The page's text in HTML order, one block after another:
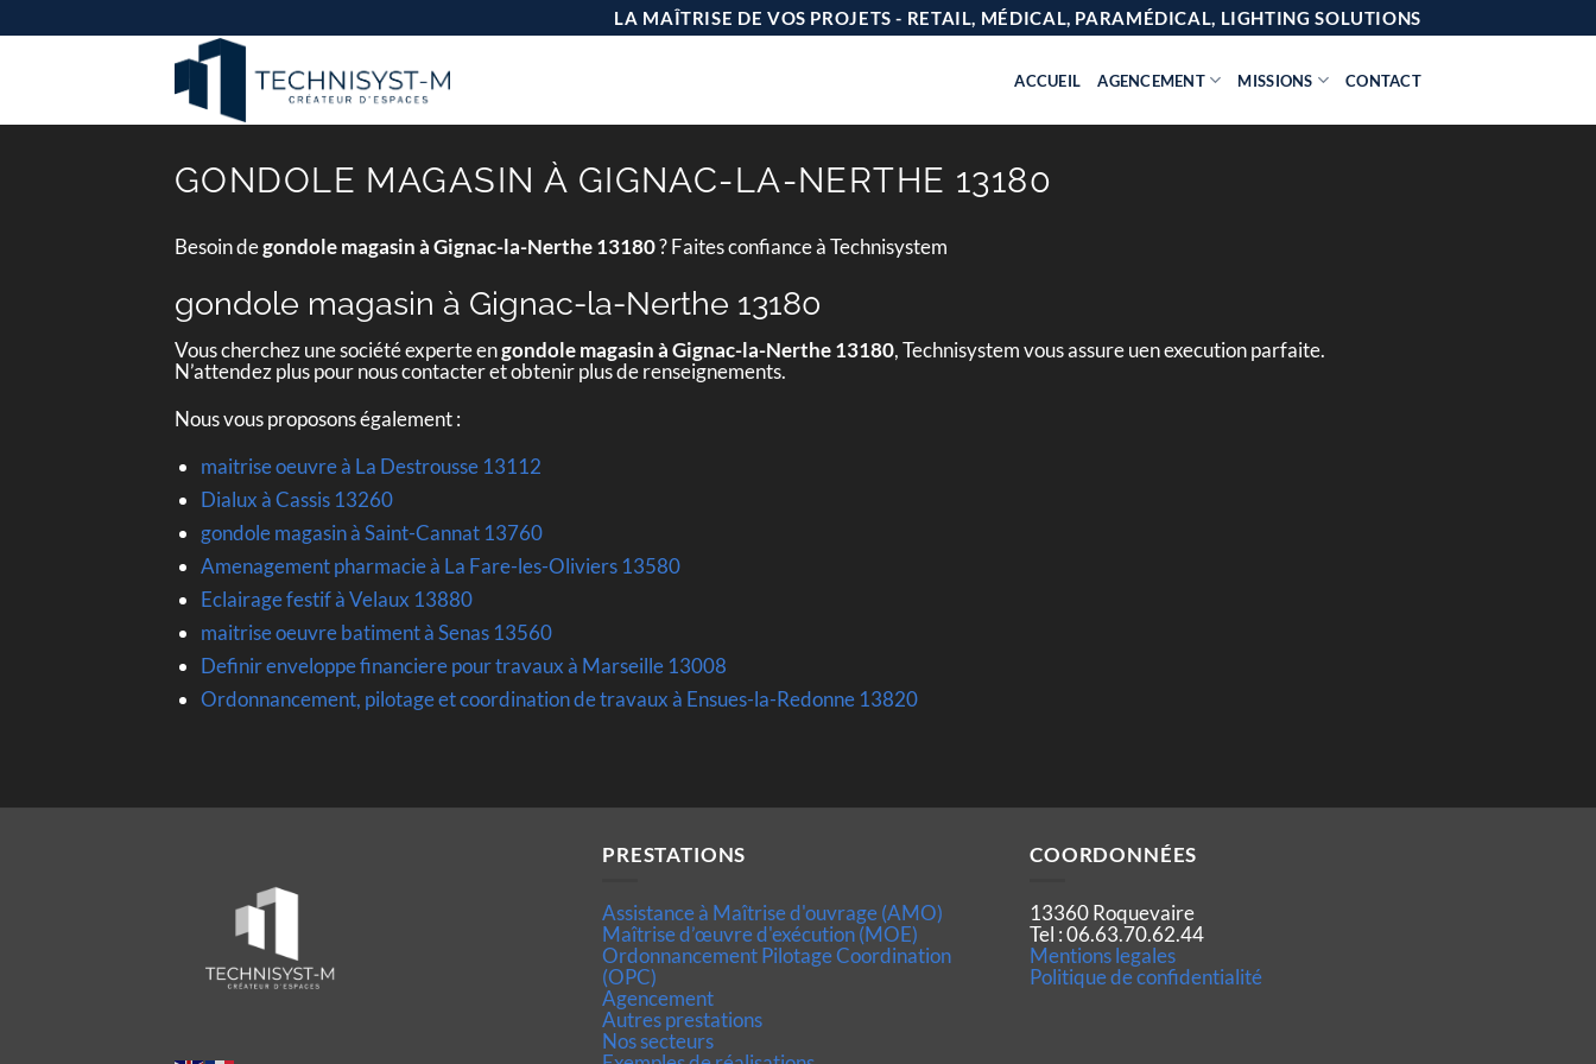
au
LA MAÎTRISE DE VOS PROJETS - RETAIL, MÉDICAL, PARAMÉDICAL, LIGHTING SOLUTIONS
ACCUEIL AGENCEMENT MISSIONS CONTACT
GONDOLE MAGASIN À GIGNAC-LA-NERTHE 13180
Besoin degondole magasin à Gignac-la-Nerthe 13180? Faites confiance à Technisystem
gondole magasin à Gignac-la-Nerthe 13180
Vous cherchez une société experte engondole magasin à Gignac-la-Nerthe 13180, Technisystem vous assure uen execution parfaite.
N’attendez plus pour nous contacter et obtenir plus de renseignements.
Nous vous proposons également :
maitrise oeuvre à La Destrousse 13112
Dialux à Cassis 13260
gondole magasin à Saint-Cannat 13760
Amenagement pharmacie à La Fare-les-Oliviers 13580
Eclairage festif à Velaux 13880
maitrise oeuvre batiment à Senas 13560
Definir enveloppe financiere pour travaux à Marseille 13008
Ordonnancement, pilotage et coordination de travaux à Ensues-la-Redonne 13820
PRESTATIONS
Assistance à Maîtrise d'ouvrage (AMO)
Maîtrise d’œuvre d'exécution (MOE)
Ordonnancement Pilotage Coordination
(OPC)
Agencement
Autres prestations
Nos secteurs
COORDONNÉES
13360 Roquevaire
Tel : 06.63.70.62.44
Mentions legales
Politique de confidentialité